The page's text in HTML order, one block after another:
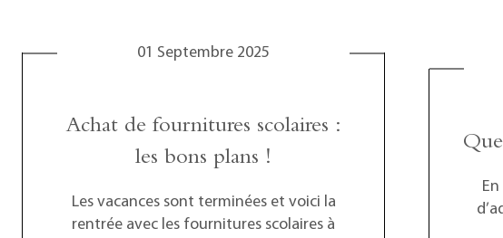
01 Septembre 2025
Achat de fournitures scolaires :
les bons plans !
Les vacances sont terminées et voici la
rentrée avec les fournitures scolaires à